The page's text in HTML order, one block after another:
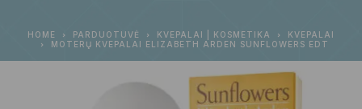
HOME PARDUOTUVĖ KVEPALAI | KOSMETIKA
KVEPALAI
MOTERŲ KVEPALAI ELIZABETH ARDEN SUNFLOWERS EDT